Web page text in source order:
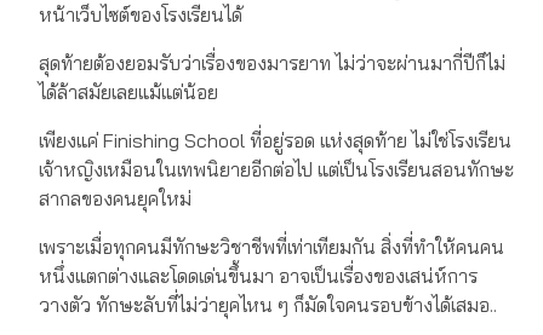
หน้าเว็บไซต์ของโรงเรียนได้
สุดท้ายต้องยอมรับว่าเรื่องของมารยาท ไม่ว่าจะผ่านมากี่ปีก็ไม่
ได้ล้าสมัยเลยแม้แต่น้อย
เพียงแค่ Finishing School ที่อยู่รอด แห่งสุดท้าย ไม่ใช่โรงเรียน
เจ้าหญิงเหมือนในเทพนิยายอีกต่อไป แต่เป็นโรงเรียนสอนทักษะ
สากลของคนยุคใหม่
เพราะเมื่อทุกคนมีทักษะวิชาชีพที่เท่าเทียมกัน สิ่งที่ทำให้คนคน
หนึ่งแตกต่างและโดดเด่นขึ้นมา อาจเป็นเรื่องของเสน่ห์การ
วางตัว ทักษะลับที่ไม่ว่ายุคไหน ๆ ก็มัดใจคนรอบข้างได้เสมอ..